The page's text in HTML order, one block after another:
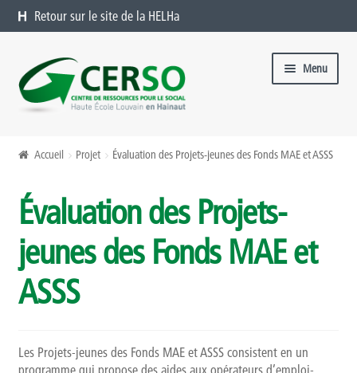
Retour sur le site de la HELHa
Aller à la navigation
Aller au contenu Menu
Formations à venir
Formations passées
Organiser une formation chez vous
Accueil Projet Évaluation des Projets-jeunes des Fonds MAE et ASSS
Évaluation des Projets-
jeunes des Fonds MAE et
ASSS
Les Projets-jeunes des Fonds MAE et ASSS consistent en un
programme qui propose des aides aux opérateurs d’emploi-